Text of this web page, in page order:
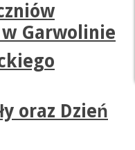
w Garwolinie
oraz Dzień